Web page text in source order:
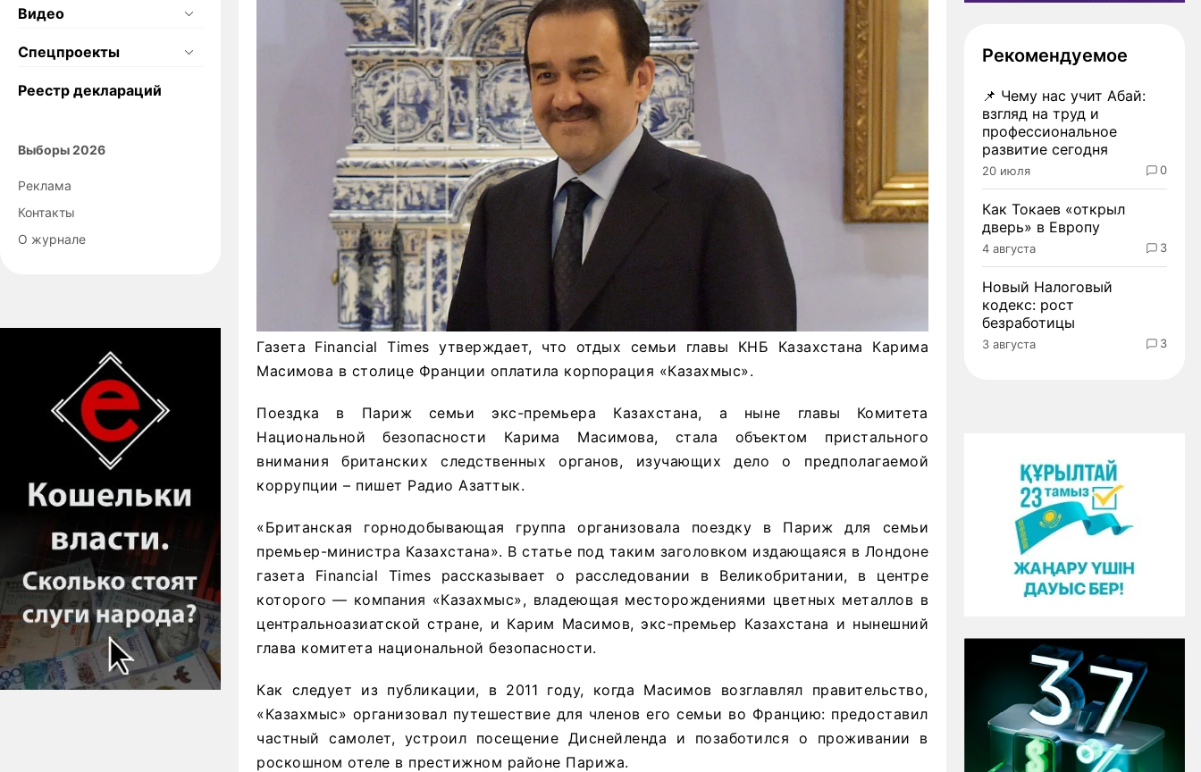
Видео
Спецпроекты
Реестр деклараций
Выборы 2026
Реклама
Контакты
О журнале
Газета Financial Times утверждает, что отдых семьи главы КНБ Казахстана Карима
Масимова в столице Франции оплатила корпорация «Казахмыс».
Поездка в Париж семьи экс-премьера Казахстана, а ныне главы Комитета
Национальной безопасности Карима Масимова, стала объектом пристального
внимания британских следственных органов, изучающих дело о предполагаемой
коррупции – пишет Радио Азаттык.
«Британская горнодобывающая группа организовала поездку в Париж для семьи
премьер-министра Казахстана». В статье под таким заголовком издающаяся в Лондоне
газета Financial Times рассказывает о расследовании в Великобритании, в центре
которого — компания «Казахмыс», владеющая месторождениями цветных металлов в
центральноазиатской стране, и Карим Масимов, экс-премьер Казахстана и нынешний
глава комитета национальной безопасности.
Как следует из публикации, в 2011 году, когда Масимов возглавлял правительство,
«Казахмыс» организовал путешествие для членов его семьи во Францию: предоставил
частный самолет, устроил посещение Диснейленда и позаботился о проживании в
роскошном отеле в престижном районе Парижа.
Рекомендуемое
📌 Чему нас учит Абай:
взгляд на труд и
профессиональное
развитие сегодня
20 июля 0
Как Токаев «открыл
дверь» в Европу
4 августа 3
Новый Налоговый
кодекс: рост
безработицы
3 августа 3